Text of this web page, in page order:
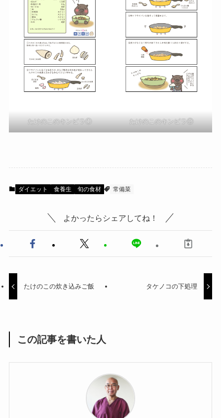
たけのこのキンピラ① たけのこのキンピラ②
ダイエット 食養生 旬の食材 常備菜
よかったらシェアしてね！
たけのこの炊き込みご飯 タケノコの下処理
この記事を書いた人